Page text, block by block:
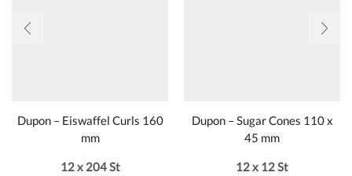
Dupon – Eiswaffel Curls 160
mm
12 x 204 St
Dupon – Sugar Cones 110 x
45 mm
12 x 12 St